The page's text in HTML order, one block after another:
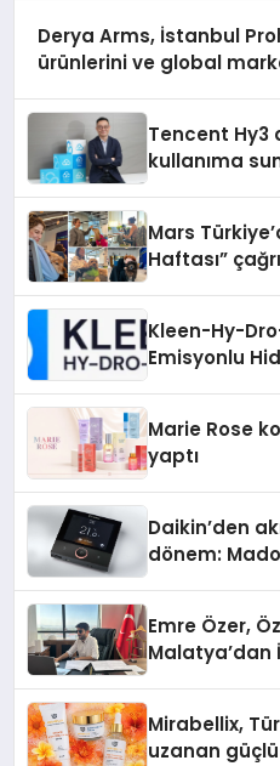
Derya Arms, İstanbul
ürünlerini ve global
Tencent Hy3
kullanıma
Mars
Haftası”
Kleen-Hy-
Emisyonlu
Marie Rose
yaptı
Daikin’den
dönem:
Emre Özer,
Malatya’dan
Mirabellix,
uzanan